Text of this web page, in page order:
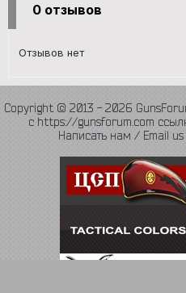
0 отзывов
Отзывов нет
Copyright © 2013 - 2026
с https://gunsforum.com
Написать нам / Email